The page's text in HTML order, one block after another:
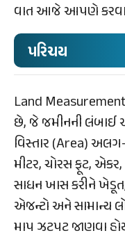
વાત આજે આપણે
પરિચય
Land
છે, જે જમીનની લંબાઈ
વિસ્તાર (Area)
મીટર, ચોરસ ફૂટ,
સાધન ખાસ કરીને
એજન્ટો અને સામાન્ય
માપ ઝટપટ જાણવા